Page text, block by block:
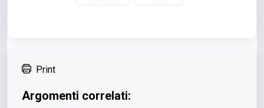
Print
Argomenti correlati: